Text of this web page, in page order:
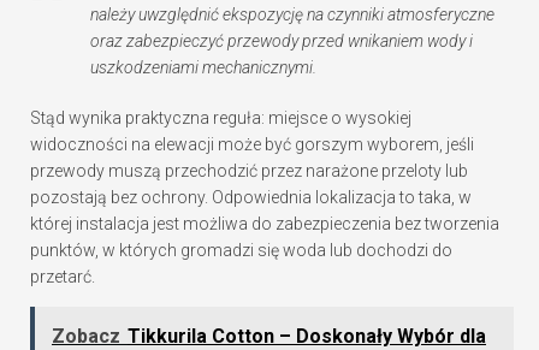
należy uwzględnić ekspozycję na czynniki atmosferyczne
oraz zabezpieczyć przewody przed wnikaniem wody i
uszkodzeniami mechanicznymi.
Stąd wynika praktyczna reguła: miejsce o wysokiej
widoczności na elewacji może być gorszym wyborem, jeśli
przewody muszą przechodzić przez narażone przeloty lub
pozostają bez ochrony. Odpowiednia lokalizacja to taka, w
której instalacja jest możliwa do zabezpieczenia bez tworzenia
punktów, w których gromadzi się woda lub dochodzi do
przetarć.
Zobacz Tikkurila Cotton – Doskonały Wybór dla